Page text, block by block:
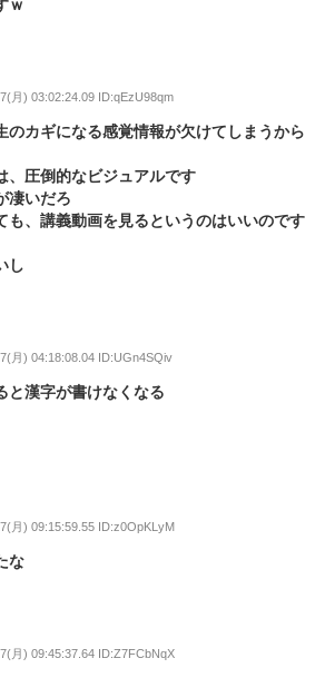
ｗ
月) 03:02:24.09 ID:qEzU98qm
のカギになる感覚情報が欠けてしまうから
、圧倒的なビジュアルです
凄いだろ
も、講義動画を見るというのはいいのです
し
月) 04:18:08.04 ID:UGn4SQiv
と漢字が書けなくなる
月) 09:15:59.55 ID:z0OpKLyM
な
月) 09:45:37.64 ID:Z7FCbNqX